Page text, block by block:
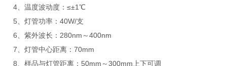
4、温度波动度：≤±1℃
5、灯管功率：40W/支
6、紫外波长：280nm～400nm
7、灯管中心距离：70mm
8、样品与灯管距离：50mm～300mm上下可调